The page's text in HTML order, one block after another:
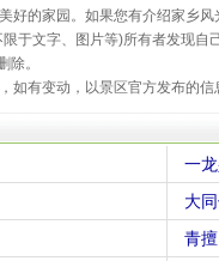
好的家园。如果您有介绍家乡风
于文字、图片等)所有者发现
除。
如有变动，以景区官方发布的信
一
大
青